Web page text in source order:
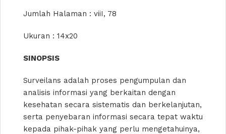
Jumlah Halaman : viiI, 78
Ukuran : 14x20
SINOPSIS
Surveilans adalah proses pengumpulan dan
analisis informasi yang berkaitan dengan
kesehatan secara sistematis dan berkelanjutan,
serta penyebaran informasi secara tepat waktu
kepada pihak-pihak yang perlu mengetahuinya,